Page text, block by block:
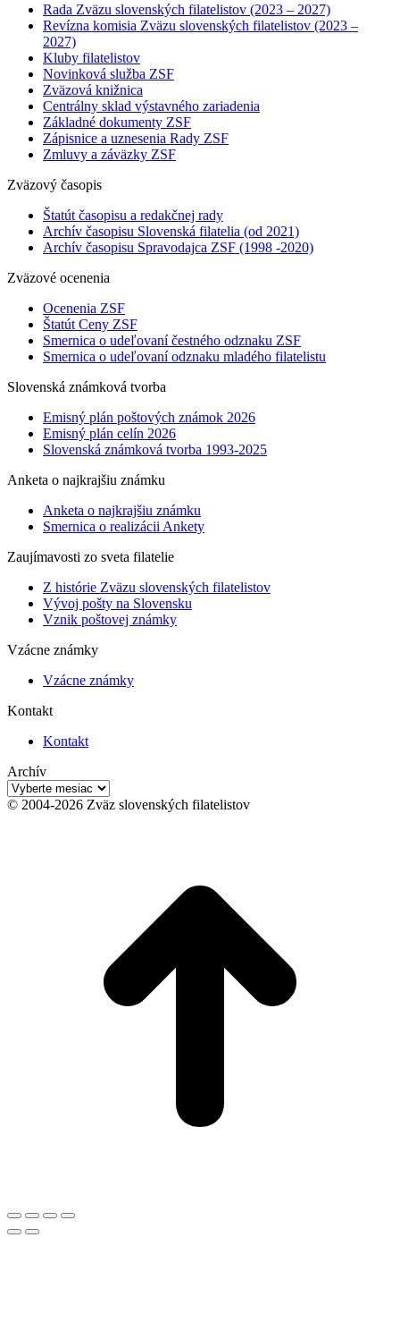
Rada Zväzu slovenských filatelistov (2023 – 2027)
Revízna komisia Zväzu slovenských filatelistov (2023 –
2027)
Kluby filatelistov
Novinková služba ZSF
Zväzová knižnica
Centrálny sklad výstavného zariadenia
Základné dokumenty ZSF
Zápisnice a uznesenia Rady ZSF
Zmluvy a záväzky ZSF
Zväzový časopis
Štatút časopisu a redakčnej rady
Archív časopisu Slovenská filatelia (od 2021)
Archív časopisu Spravodajca ZSF (1998 -2020)
Zväzové ocenenia
Ocenenia ZSF
Štatút Ceny ZSF
Smernica o udeľovaní čestného odznaku ZSF
Smernica o udeľovaní odznaku mladého filatelistu
Slovenská známková tvorba
Emisný plán poštových známok 2026
Emisný plán celín 2026
Slovenská známková tvorba 1993-2025
Anketa o najkrajšiu známku
Anketa o najkrajšiu známku
Smernica o realizácii Ankety
Zaujímavosti zo sveta filatelie
Z histórie Zväzu slovenských filatelistov
Vývoj pošty na Slovensku
Vznik poštovej známky
Vzácne známky
Vzácne známky
Kontakt
Kontakt
Archív
Archív
© 2004-2026 Zväz slovenských filatelistov